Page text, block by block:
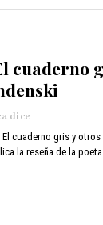
cuaderno
dice
cuaderno gris y
la reseña de la